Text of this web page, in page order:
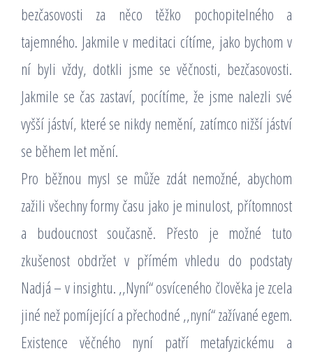
bezčasovosti za něco těžko pochopitelného a
tajemného. Jakmile v meditaci cítíme, jako bychom v
ní byli vždy, dotkli jsme se věčnosti, bezčasovosti.
Jakmile se čas zastaví, pocítíme, že jsme nalezli své
vyšší jáství, které se nikdy nemění, zatímco nižší jáství
se během let mění.
Pro běžnou mysl se může zdát nemožné, abychom
zažili všechny formy času jako je minulost, přítomnost
a budoucnost současně. Přesto je možné tuto
zkušenost obdržet v přímém vhledu do podstaty
Nadjá – v insightu. ,,Nyní“ osvíceného člověka je zcela
jiné než pomíjející a přechodné ,,nyní“ zažívané egem.
Existence věčného nyní patří metafyzickému a